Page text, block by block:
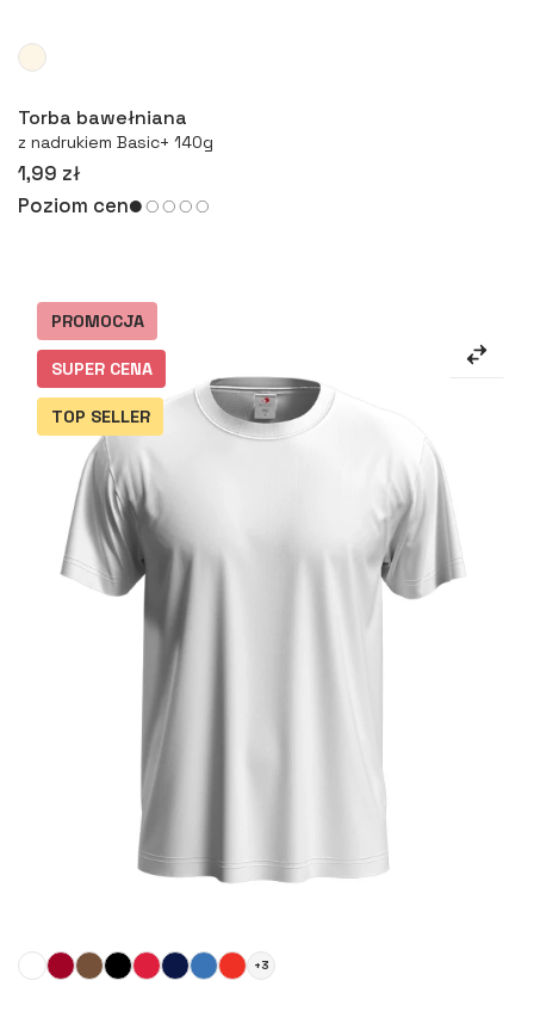
Torba bawełniana
z nadrukiem Basic+ 140g
1,99 zł
Poziom cen
Więcej
+3
PROMOCJA
SUPER CENA
TOP SELLER